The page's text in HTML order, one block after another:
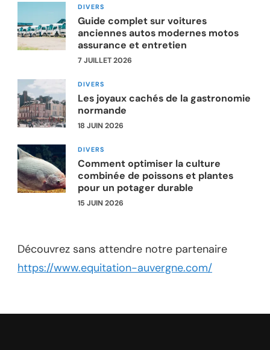
DIVERS
Guide complet sur voitures
anciennes autos modernes motos
assurance et entretien
7 JUILLET 2026
DIVERS
Les joyaux cachés de la gastronomie
normande
18 JUIN 2026
DIVERS
Comment optimiser la culture
combinée de poissons et plantes
pour un potager durable
15 JUIN 2026
Découvrez sans attendre notre partenaire
https://www.equitation-auvergne.com/